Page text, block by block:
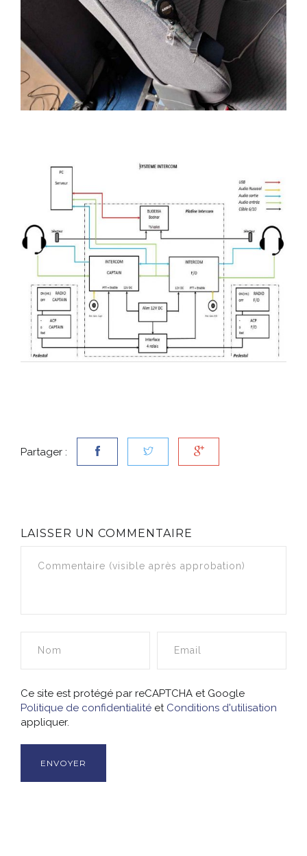
Partager :
LAISSER UN COMMENTAIRE
Ce site est protégé par reCAPTCHA et Google
Politique de confidentialité et Conditions d'utilisation
appliquer.